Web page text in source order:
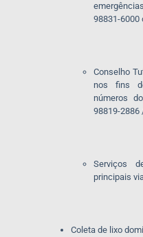
98831-6000
Conselho
nos fins
números
98819-2886
Serviços
principais
Coleta de lixo